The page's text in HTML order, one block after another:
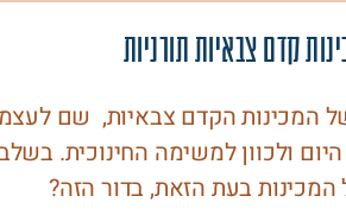
קדם צבאיות תורניות
המכינות הקדם צבאיות, שם
ולכוון למשימה החינוכית.
המכינות בעת הזאת, בדור הזה?